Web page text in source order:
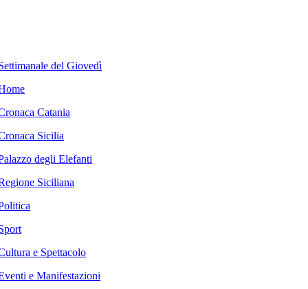
del Giovedì
Catania
Sicilia
degli Elefanti
Siciliana
e Spettacolo
e Manifestazioni